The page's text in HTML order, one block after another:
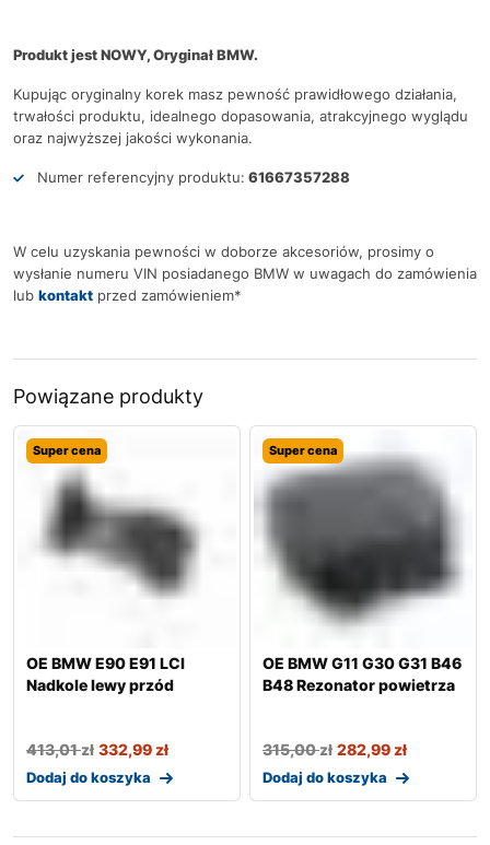
Produkt jest NOWY, Oryginał BMW.
Kupując oryginalny korek masz pewność prawidłowego działania,
trwałości produktu, idealnego dopasowania, atrakcyjnego wyglądu
oraz najwyższej jakości wykonania.
Numer referencyjny produktu: 61667357288
W celu uzyskania pewności w doborze akcesoriów, prosimy o
wysłanie numeru VIN posiadanego BMW w uwagach do zamówienia
lub kontakt przed zamówieniem*
Powiązane produkty
Super cena
OE BMW E90 E91 LCI
Nadkole lewy przód
413,01zł 332,99zł
Dodaj do koszyka
Super cena
OE BMW G11 G30 G31 B46
B48 Rezonator powietrza
315,00zł 282,99zł
Dodaj do koszyka